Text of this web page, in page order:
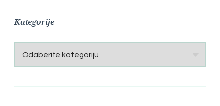
Kategorije
Kategorije